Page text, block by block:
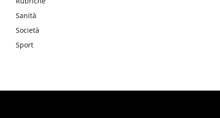
Sanità
Società
Sport